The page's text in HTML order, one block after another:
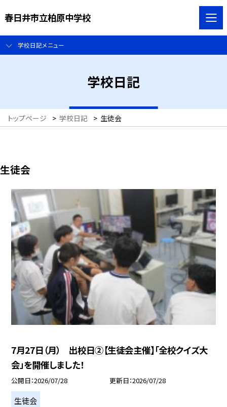
春日井市立柏原中学校
学校日記メニュー
学校日記
トップページ > 学校日記 > 生徒会
生徒会
7月27日（月） 出校日②【生徒会主催】「全校クイズ大
会」を開催しました！
公開日 2026/07/28 更新日 2026/07/28
生徒会